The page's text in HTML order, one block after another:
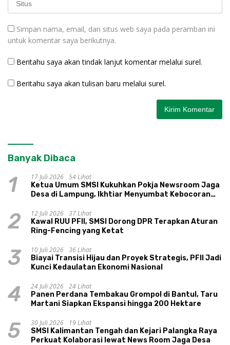
Simpan nama, email, dan situs web saya pada peramban ini
untuk komentar saya berikutnya.
Beritahu saya akan tindak lanjut komentar melalui surel.
Beritahu saya akan tulisan baru melalui surel.
Banyak Dibaca
1 17 Juli 2026 54 Lihat
Ketua Umum SMSI Kukuhkan Pokja Newsroom Jaga
Desa di Lampung, Ikhtiar Menyumbat Kebocoran
2 12 Juli 2026 37 Lihat
Kawal RUU PFII, SMSI Dorong DPR Terapkan Aturan
Ring-Fencing yang Ketat
3 10 Juli 2026 36 Lihat
Biayai Transisi Hijau dan Proyek Strategis, PFII Jadi
Kunci Kedaulatan Ekonomi Nasional
4 24 Juli 2026 24 Lihat
Panen Perdana Tembakau Grompol di Bantul, Taru
Martani Siapkan Ekspansi hingga 200 Hektare
5 30 Juli 2026
19 Lihat
SMSI Kalimantan Tengah dan Kejari Palangka Raya
Perkuat Kolaborasi lewat News Room Jaga Desa